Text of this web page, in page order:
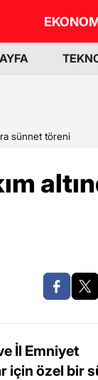
sünnet töreni
İl Emniyet
için özel bir